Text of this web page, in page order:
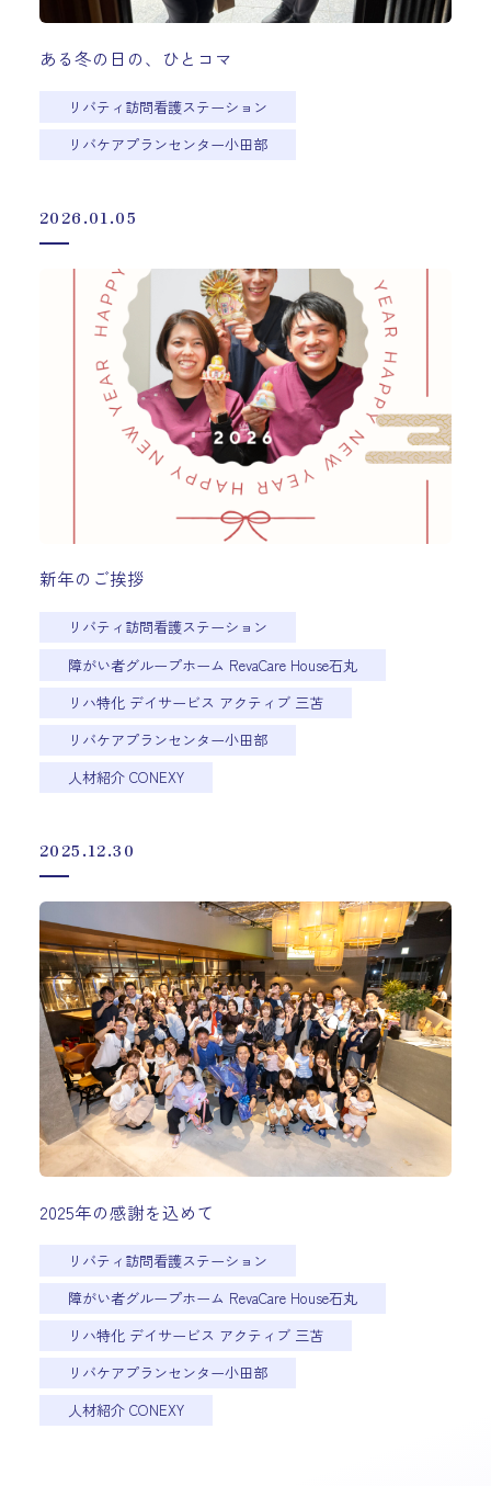
ある冬の日の、ひとコマ
リバティ訪問看護ステーション
リバケアプランセンター小田部
2026.01.05
新年のご挨拶
リバティ訪問看護ステーション
障がい者グループホーム RevaCare House石丸
リハ特化 デイサービス アクティブ 三苫
リバケアプランセンター小田部
人材紹介 CONEXY
2025.12.30
2025年の感謝を込めて
リバティ訪問看護ステーション
障がい者グループホーム RevaCare House石丸
リハ特化 デイサービス アクティブ 三苫
リバケアプランセンター小田部
人材紹介 CONEXY